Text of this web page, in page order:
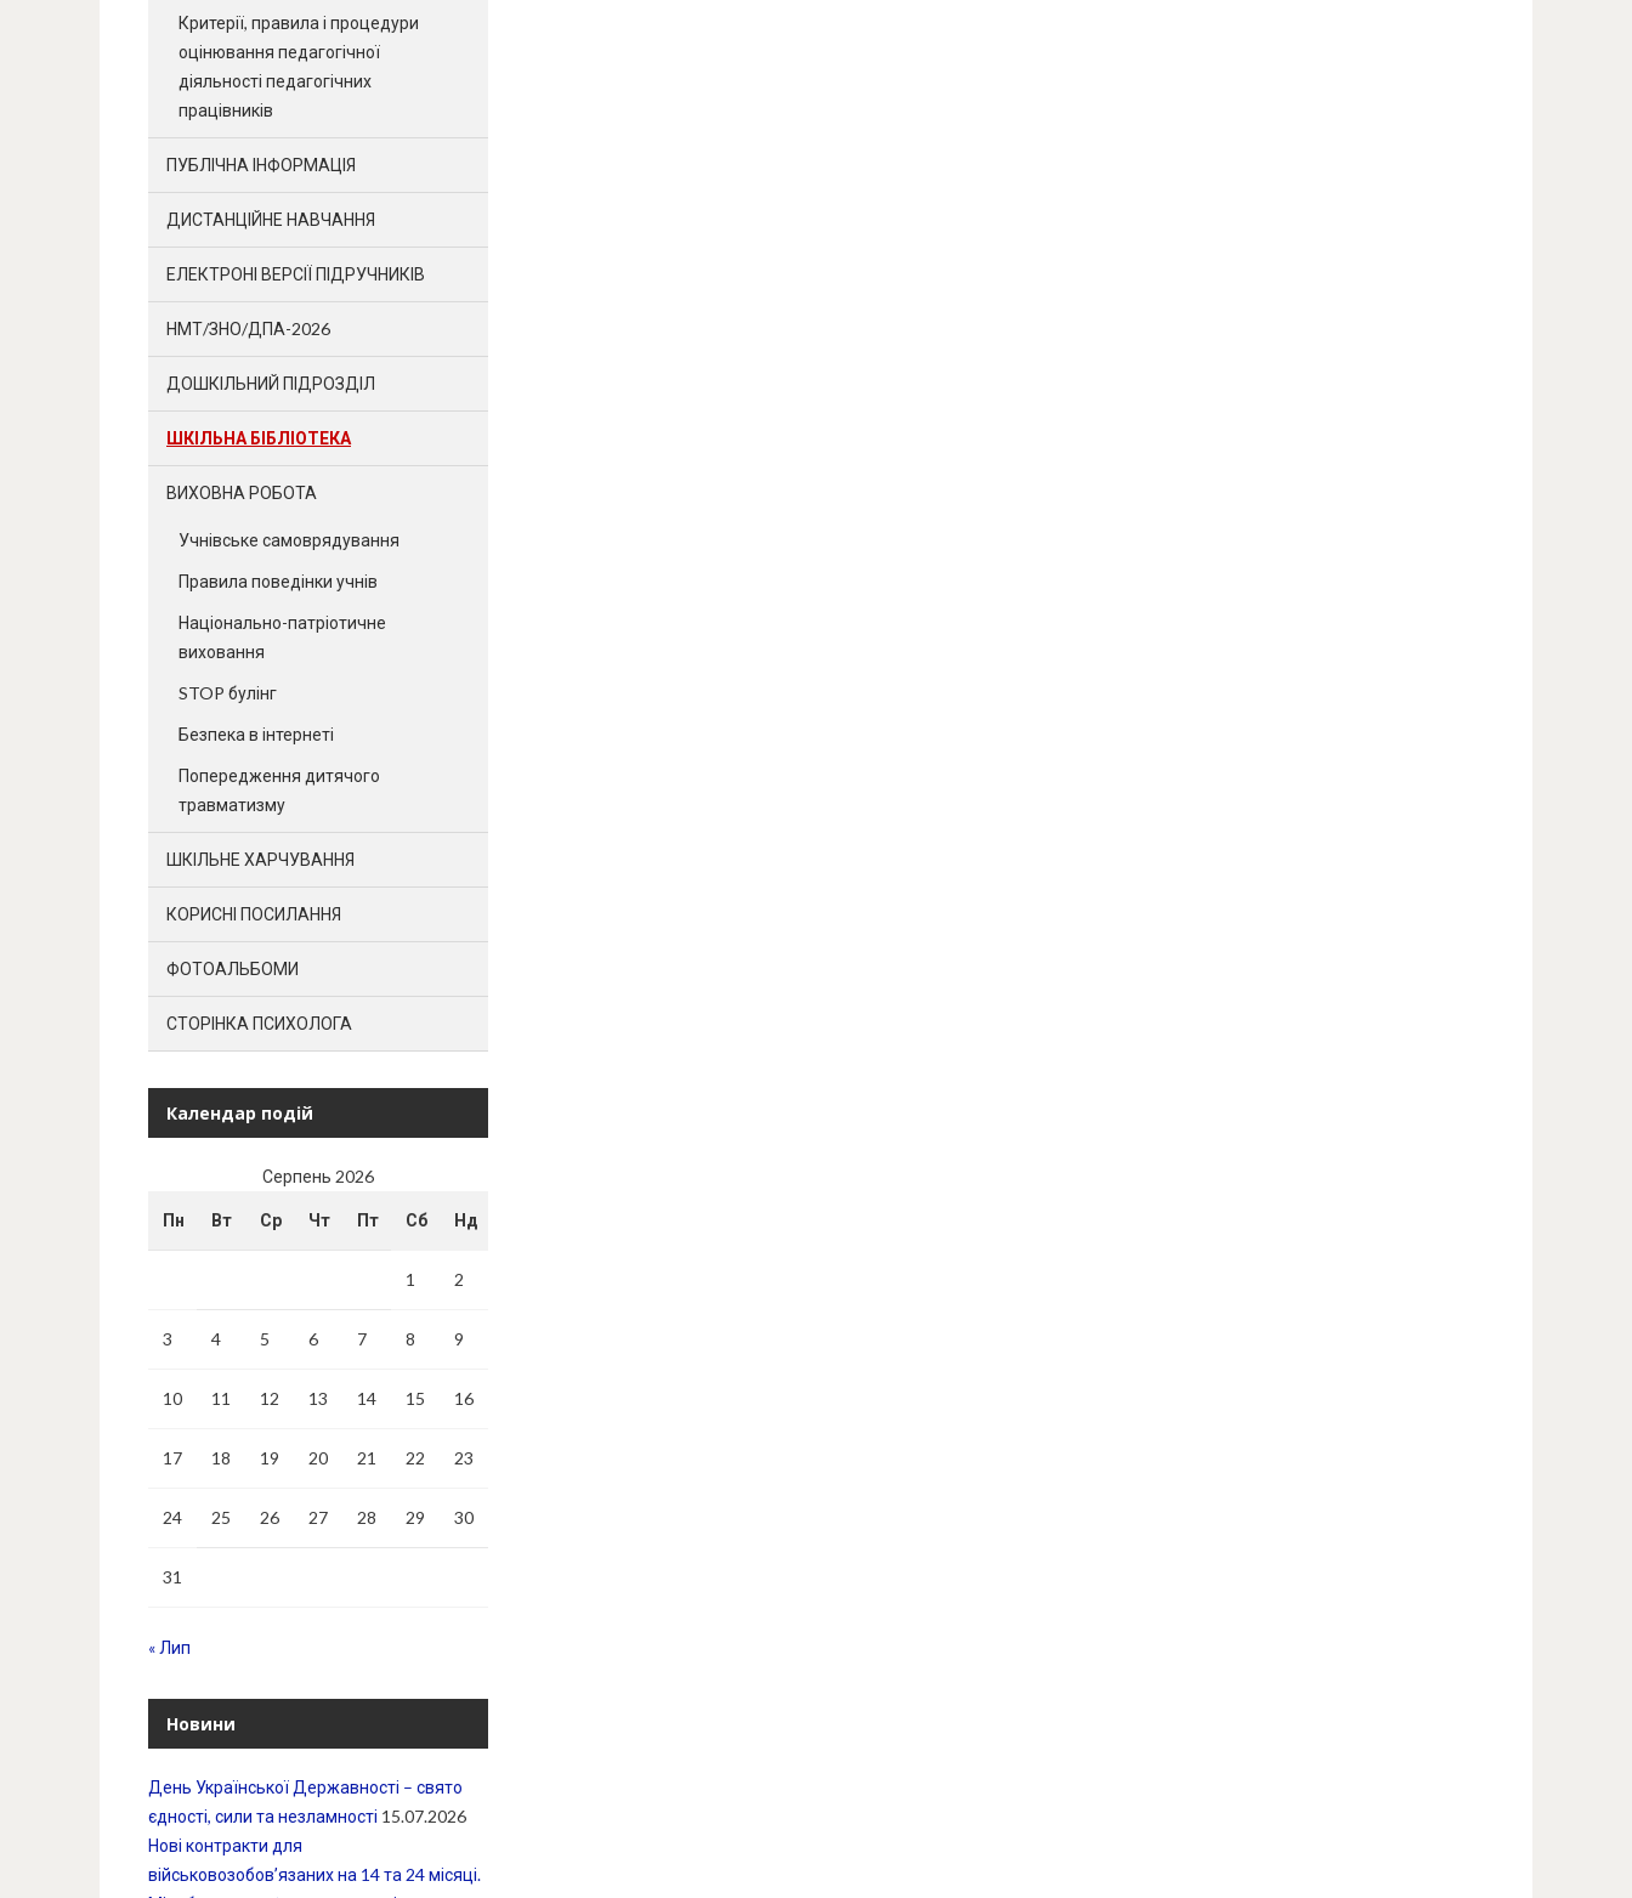
Критерії, правила і процедури
оцінювання педагогічної
діяльності педагогічних
працівників
ПУБЛІЧНА ІНФОРМАЦІЯ
ДИСТАНЦІЙНЕ НАВЧАННЯ
ЕЛЕКТРОНІ ВЕРСІЇ ПІДРУЧНИКІВ
НМТ/ЗНО/ДПА-2026
ДОШКІЛЬНИЙ ПІДРОЗДІЛ
ШКІЛЬНА БІБЛІОТЕКА
ВИХОВНА РОБОТА
Учнівське самоврядування
Правила поведінки учнів
Національно-патріотичне
виховання
STOP булінг
Безпека в інтернеті
Попередження дитячого
травматизму
ШКІЛЬНЕ ХАРЧУВАННЯ
КОРИСНІ ПОСИЛАННЯ
ФОТОАЛЬБОМИ
СТОРІНКА ПСИХОЛОГА
Календар подій
Серпень 2026
Пн Вт Ср Чт Пт Сб Нд
1 2
3 4 5 6 7 8 9
10 11 12 13 14 15 16
17 18 19 20 21 22 23
24 25 26 27 28 29 30
31
« Лип
Новини
День Української Державності – свято
єдності, сили та незламності 15.07.2026
Нові контракти для
військовозобовʼязаних на 14 та 24 місяці.